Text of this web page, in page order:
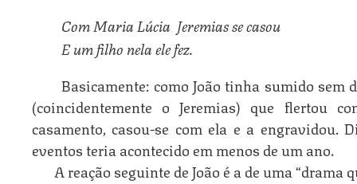
Com Maria Lúcia  Jeremias se casou
E um filho nela ele fez.
Basicamente: como João tinha sumido sem
(coincidentemente o Jeremias) que flertou
casamento, casou-se com ela e a engravidou.
eventos teria acontecido em menos de um ano.
A reação seguinte de João é a de uma “drama